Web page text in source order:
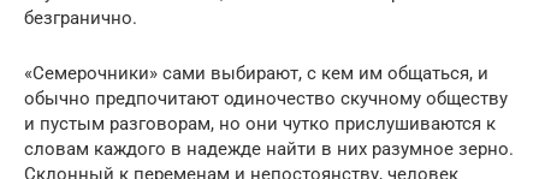
безгранично.
«Семерочники» сами выбирают, с кем им общаться, и
обычно предпочитают одиночество скучному обществу
и пустым разговорам, но они чутко прислушиваются к
словам каждого в надежде найти в них разумное зерно.
Склонный к переменам и непостоянству, человек